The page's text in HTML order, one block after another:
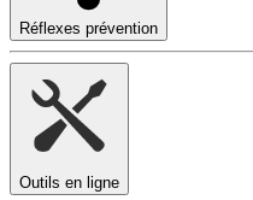
Réflexes prévention
Outils en ligne